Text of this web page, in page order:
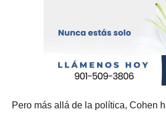
Pero más allá de la política, Cohen